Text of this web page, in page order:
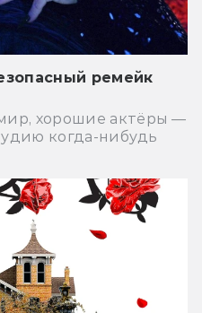
ремейк
хорошие актёры —
когда-нибудь